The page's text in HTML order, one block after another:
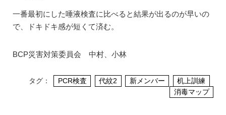
一番最初にした唾液検査に比べると結果が出るのが早いの
で、ドキドキ感が短くて済む。
BCP災害対策委員会 中村、小林
タグ： PCR検査 代紋2 新メンバー
机上訓練
消毒マップ